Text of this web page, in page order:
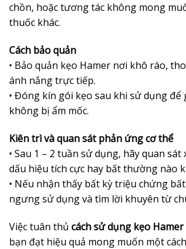
chồn, hoặc tương tác không mong
thuốc khác.
Cách bảo quản
• Bảo quản kẹo Hamer nơi khô ráo,
ánh nắng trực tiếp.
• Đóng kín gói kẹo sau khi sử dụng để
không bị ẩm mốc.
Kiên trì và quan sát phản ứng cơ thể
• Sau 1 – 2 tuần sử dụng, hãy quan sát
dấu hiệu tích cực hay bất thường nào
• Nếu nhận thấy bất kỳ triệu chứng
ngưng sử dụng và tìm lời khuyên từ
Việc tuân thủ cách sử dụng kẹo Hamer
bạn đạt hiệu quả mong muốn một